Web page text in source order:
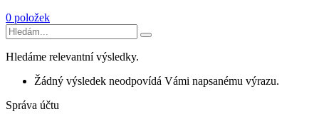
0 položek
Hledáme relevantní výsledky.
Žádný výsledek neodpovídá Vámi napsanému výrazu.
Správa účtu